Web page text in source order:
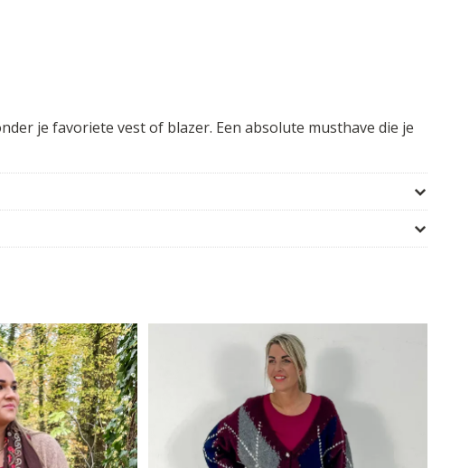
je favoriete vest of blazer. Een absolute musthave die je